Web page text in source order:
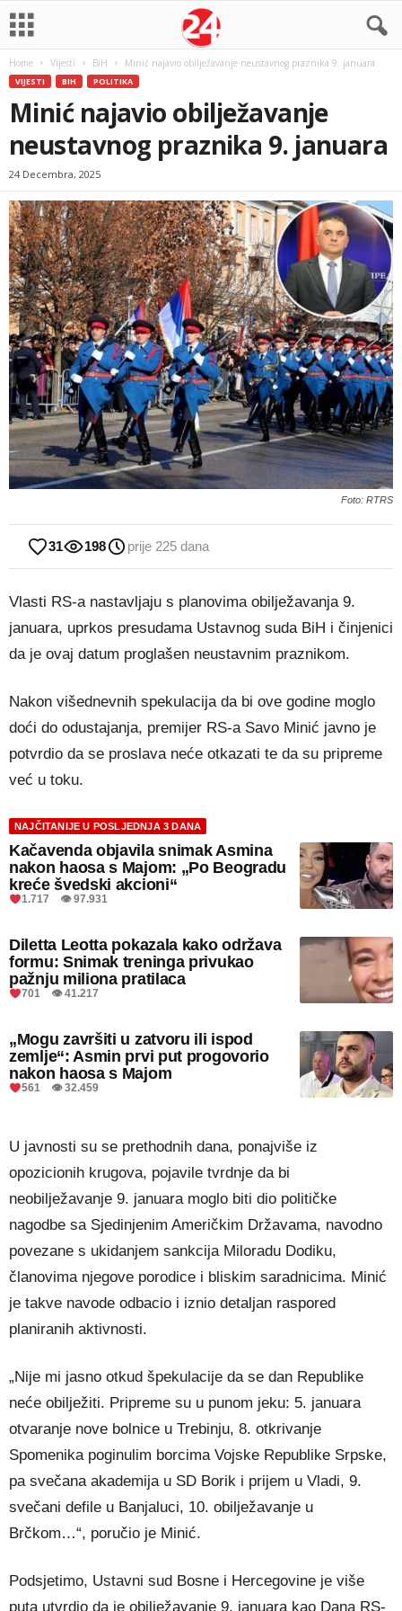
Home Vijesti BiH Minić najavio obilježavanje neustavnog praznika 9. januara
VIJESTI BIH POLITIKA
Minić najavio obilježavanje
neustavnog praznika 9. januara
24 Decembra, 2025
Foto: RTRS
31 198 prije 225 dana
Vlasti RS-a nastavljaju s planovima obilježavanja 9.
januara, uprkos presudama Ustavnog suda BiH i činjenici
da je ovaj datum proglašen neustavnim praznikom.
Nakon višednevnih spekulacija da bi ove godine moglo
doći do odustajanja, premijer RS-a Savo Minić javno je
potvrdio da se proslava neće otkazati te da su pripreme
već u toku.
NAJČITANIJE U POSLJEDNJA 3 DANA
Kačavenda objavila snimak Asmina
nakon haosa s Majom: „Po Beogradu
kreće švedski akcioni“
1.717 👁 97.931
Diletta Leotta pokazala kako održava
formu: Snimak treninga privukao
pažnju miliona pratilaca
701 👁 41.217
„Mogu završiti u zatvoru ili ispod
zemlje“: Asmin prvi put progovorio
nakon haosa s Majom
561 👁 32.459
U javnosti su se prethodnih dana, ponajviše iz
opozicionih krugova, pojavile tvrdnje da bi
neobilježavanje 9. januara moglo biti dio političke
nagodbe sa Sjedinjenim Američkim Državama, navodno
povezane s ukidanjem sankcija Miloradu Dodiku,
članovima njegove porodice i bliskim saradnicima. Minić
je takve navode odbacio i iznio detaljan raspored
planiranih aktivnosti.
„Nije mi jasno otkud špekulacije da se dan Republike
neće obilježiti. Pripreme su u punom jeku: 5. januara
otvaranje nove bolnice u Trebinju, 8. otkrivanje
Spomenika poginulim borcima Vojske Republike Srpske,
pa svečana akademija u SD Borik i prijem u Vladi, 9.
svečani defile u Banjaluci, 10. obilježavanje u
Brčkom…“, poručio je Minić.
Podsjetimo, Ustavni sud Bosne i Hercegovine je više
puta utvrdio da je obilježavanje 9. januara kao Dana RS-